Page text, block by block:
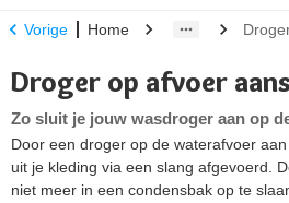
Vorige Home
Droger op afvoer
Zo sluit je jouw wasdroger aan op
Door een droger op de waterafvoer
uit je kleding via een slang afgevoerd.
niet meer in een condensbak op te